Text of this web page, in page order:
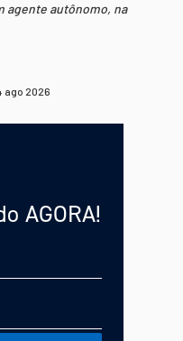
agente autônomo, na
ago 2026
AGORA!